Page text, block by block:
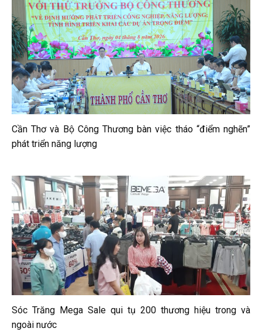
Cần Thơ và Bộ Công Thương bàn việc tháo “điểm nghẽn”
phát triển năng lượng
Sóc Trăng Mega Sale qui tụ 200 thương hiệu trong và
ngoài nước